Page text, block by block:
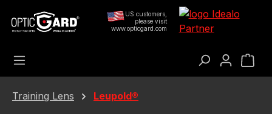
Saltar al contenido principalUS customers,
please visit
www.opticgard.com
El
Training Lens Leupold®